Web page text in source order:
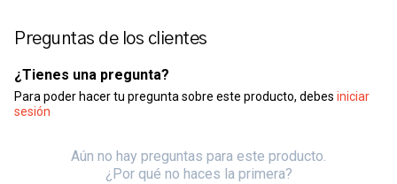
Preguntas de los clientes
¿Tienes una pregunta?
Para poder hacer tu pregunta sobre este producto, debes iniciar
sesión
Aún no hay preguntas para este producto.
¿Por qué no haces la primera?